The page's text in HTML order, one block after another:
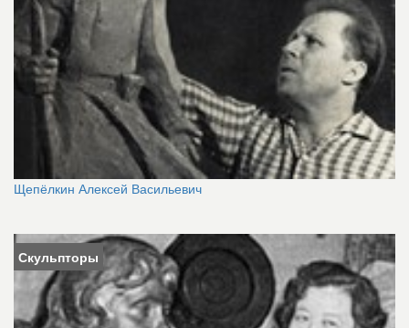
Щепёлкин Алексей Васильевич
Скульпторы